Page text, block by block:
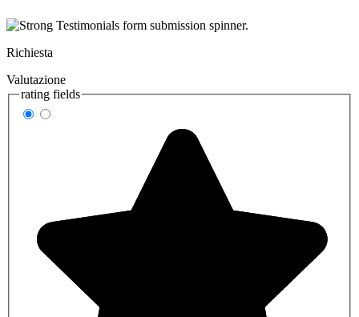
Richiesta
Valutazione
rating fields